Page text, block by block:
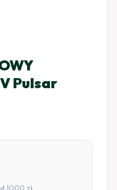
Pulsar
1000 zł